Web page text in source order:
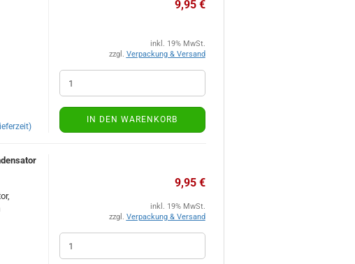
9,95 €
inkl. 19% MwSt.
zzgl. Verpackung & Versand
IN DEN WARENKORB
9,95 €
inkl. 19% MwSt.
zzgl. Verpackung & Versand